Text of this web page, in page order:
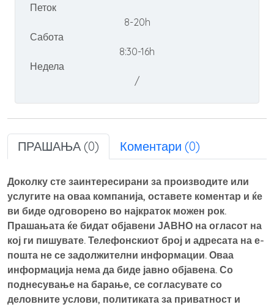
Петок
8-20h
Сабота
8:30-16h
Недела
/
ПРАШАЊА (0) Коментари (0)
Доколку сте заинтересирани за производите или
услугите на оваа компанија, оставете коментар и ќе
ви биде одговорено во најкраток можен рок.
Прашањата ќе бидат објавени ЈАВНО на огласот на
кој ги пишувате. Телефонскиот број и адресата на е-
пошта не се задолжителни информации. Оваа
информација нема да биде јавно објавена. Со
поднесување на барање, се согласувате со
деловните услови, политиката за приватност и